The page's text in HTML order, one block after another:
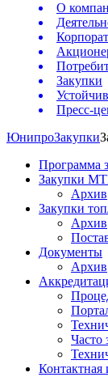
О
Закупки
Пресс-
ЮнипроЗакупки
Программа
Закупки
Архив
Закупки
Архив
Документы
Архив
Часто